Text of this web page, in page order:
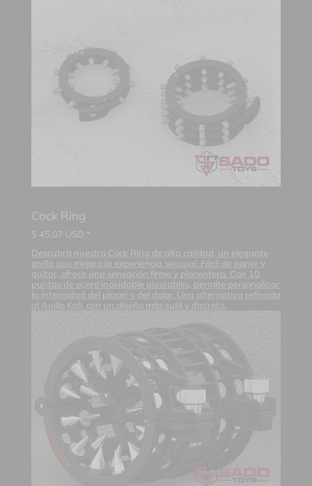
Cock Ring
$ 45.07 USD *
Descubra nuestro Cock Ring de alta calidad, un elegante
anillo que mejora la experiencia sensual. Fácil de poner y
quitar, ofrece una sensación firme y placentera. Con 10
puntas de acero inoxidable ajustables, permite personalizar
la intensidad del placer y del dolor. Una alternativa refinada
al Anillo Kali, con un diseño más sutil y discreto.